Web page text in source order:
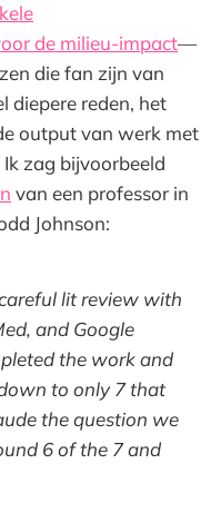
de milieu-impact—
die fan zijn van
diepere reden, het
output van werk met
zag bijvoorbeeld
van een professor in
Johnson:
lit review with
and Google
the work and
to only 7 that
the question we
6 of the 7 and